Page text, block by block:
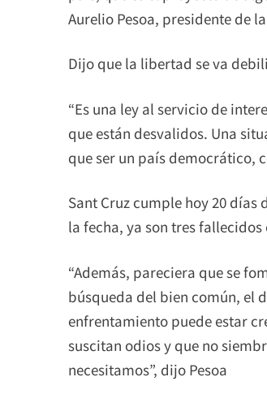
Aurelio Pesoa, presidente de
Dijo que la libertad se va
“Es una ley al servicio de
que están desvalidos. Una
que ser un país democrático,
Sant Cruz cumple hoy 20 días
la fecha, ya son tres
“Además, pareciera que se
búsqueda del bien común, el
enfrentamiento puede estar
suscitan odios y que no
necesitamos”, dijo Pesoa